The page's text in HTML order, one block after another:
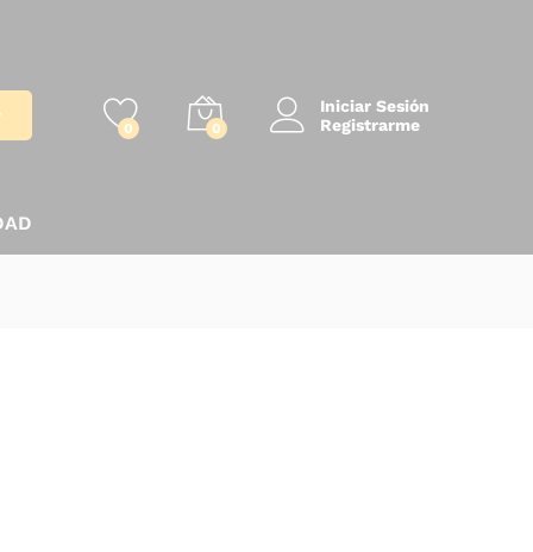
0 0
Iniciar Sesión
Registrarme